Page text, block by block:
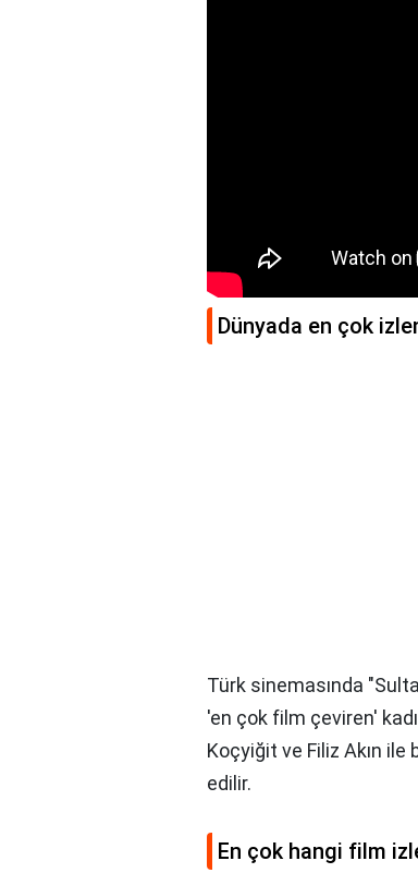
Dünyada en çok
Türk sinemasında
'en çok film çeviren'
Koçyiğit ve Filiz Akın ile
edilir.
En çok hangi film